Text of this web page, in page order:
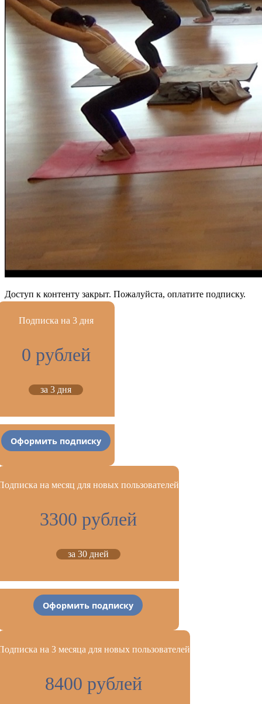
Доступ к контенту закрыт. Пожалуйста, оплатите подписку.
Подписка на 3 дня
0 рублей
за 3 дня
Оформить подписку
на месяц для новых пользователей
3300 рублей
за 30 дней
Оформить подписку
на 3 месяца для новых пользователей
8400 рублей